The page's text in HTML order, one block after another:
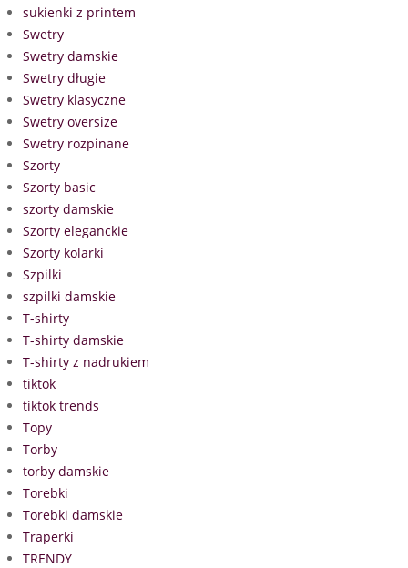
sukienki z printem
Swetry
Swetry damskie
Swetry długie
Swetry klasyczne
Swetry oversize
Swetry rozpinane
Szorty
Szorty basic
szorty damskie
Szorty eleganckie
Szorty kolarki
Szpilki
szpilki damskie
T-shirty
T-shirty damskie
T-shirty z nadrukiem
tiktok
tiktok trends
Topy
Torby
torby damskie
Torebki
Torebki damskie
Traperki
TRENDY